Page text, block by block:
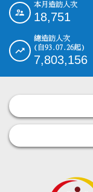
::: 本月造訪人次
18,751
總造訪人次
(自93.07.26起)
7,803,156